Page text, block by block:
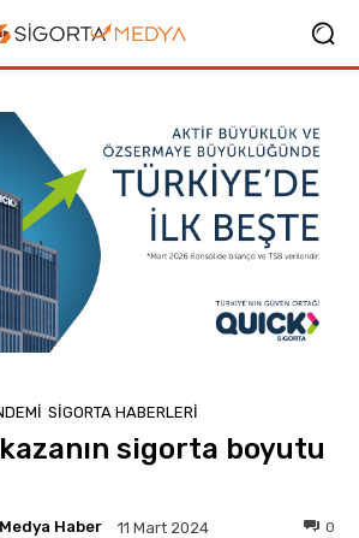
SIGORTA HABERLERI
sigorta boyutu
Haber 11 Mart 2024 0